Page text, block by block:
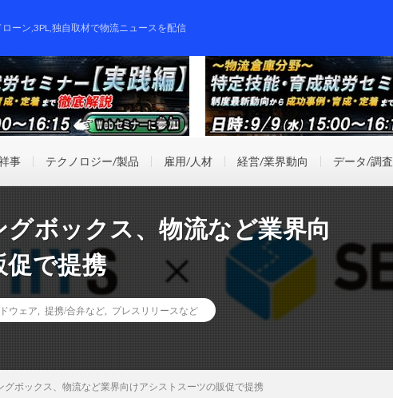
ーン,3PL,独自取材で物流ニュースを配信
事 テクノロジー/製品 雇用/人材 経営/業界動向 データ/調査
ボックス、物流など業界向
で提携
ウェア 提携/合弁など プレスリリースなど
グボックス、物流など業界向けアシストスーツの販促で提携